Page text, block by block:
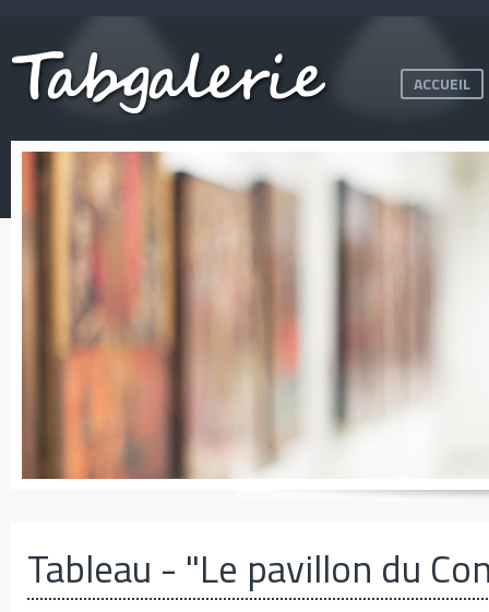
ACCUEIL
Tableau - "Le pavillon du